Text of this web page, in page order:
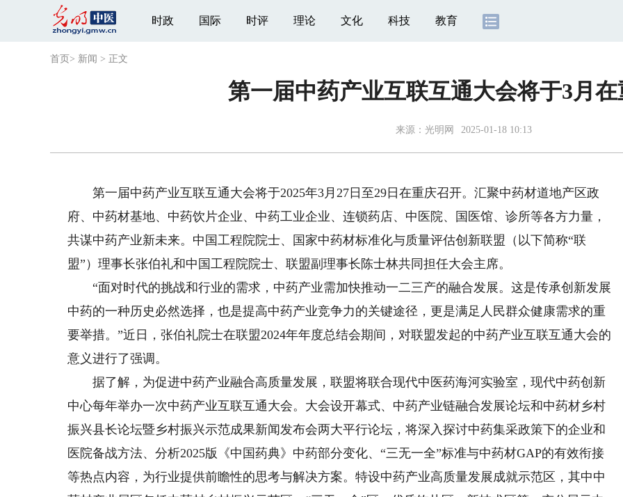
时政 国际 时评 理论 文化 科技 教育
首页 > 新闻 > 正文
第一届中药产业互联互通大会将于3月
来源： 光明网 2025-01-18 10:13
第一届中药产业互联互通大会将于2025年3月27日至29日在重庆召开。汇聚中药材道地产区政
府、中药材基地、中药饮片企业、中药工业企业、连锁药店、中医院、国医馆、诊所等各方力量，
共谋中药产业新未来。中国工程院院士、国家中药材标准化与质量评估创新联盟（以下简称“联
盟”）理事长张伯礼和中国工程院院士、联盟副理事长陈士林共同担任大会主席。
“面对时代的挑战和行业的需求，中药产业需加快推动一二三产的融合发展。这是传承创新发展
中药的一种历史必然选择，也是提高中药产业竞争力的关键途径，更是满足人民群众健康需求的重
要举措。”近日，张伯礼院士在联盟2024年年度总结会期间，对联盟发起的中药产业互联互通大会的
意义进行了强调。
据了解，为促进中药产业融合高质量发展，联盟将联合现代中医药海河实验室，现代中药创新
中心每年举办一次中药产业互联互通大会。大会设开幕式、中药产业链融合发展论坛和中药材乡村
振兴县长论坛暨乡村振兴示范成果新闻发布会两大平行论坛，将深入探讨中药集采政策下的企业和
医院备战方法、分析2025版《中国药典》中药部分变化、“三无一全”标准与中药材GAP的有效衔接
等热点内容，为行业提供前瞻性的思考与解决方案。特设中药产业高质量发展成就示范区，其中中